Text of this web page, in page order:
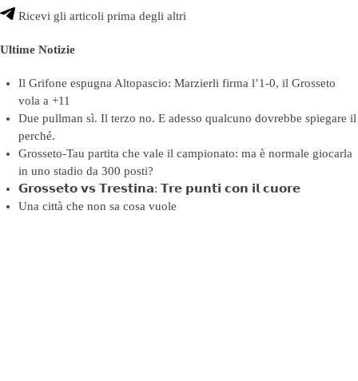
Ricevi gli articoli prima degli altri
Ultime Notizie
Il Grifone espugna Altopascio: Marzierli firma l’1-0, il Grosseto
vola a +11
Due pullman sì. Il terzo no. E adesso qualcuno dovrebbe spiegare il
perché.
Grosseto-Tau partita che vale il campionato: ma è normale giocarla
in uno stadio da 300 posti?
𝗚𝗿𝗼𝘀𝘀𝗲𝘁𝗼 𝘃𝘀 𝗧𝗿𝗲𝘀𝘁𝗶𝗻𝗮: 𝗧𝗿𝗲 𝗽𝘂𝗻𝘁𝗶 𝗰𝗼𝗻 𝗶𝗹 𝗰𝘂𝗼𝗿𝗲
Una città che non sa cosa vuole